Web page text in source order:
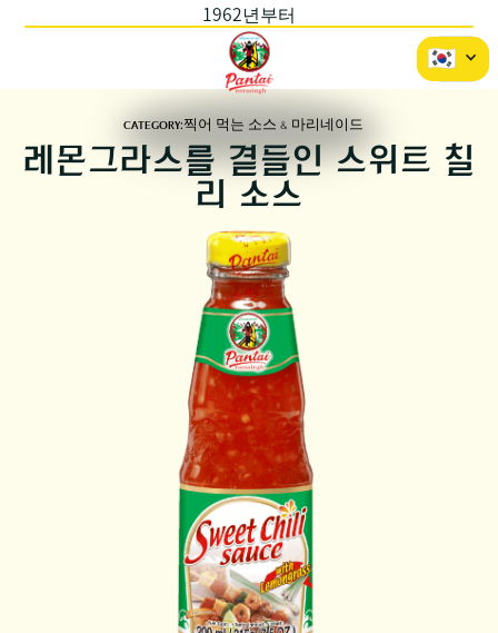
1962년부터
CATEGORY:찍어 먹는 소스 & 마리네이드
레몬그라스를 곁들인 스위트 칠
리 소스